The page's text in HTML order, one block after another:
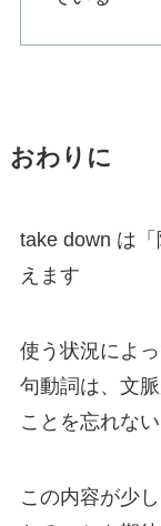
おわりに
take down は
えます
使う状況によ
句動詞は、文
ことを忘れな
この内容が少